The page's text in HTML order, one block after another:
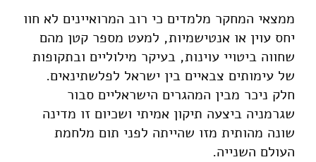
ממצאי המחקר מלמדים כי רוב המרואיינים לא חוו
יחס עוין או אנטישמיות, למעט מספר קטן מהם
שחווה ביטויי עוינות, בעיקר מילוליים ובתקופות
של עימותים צבאיים בין ישראל לפלשתינאים.
חלק ניכר מבין המהגרים הישראליים סבור
שגרמניה ביצעה תיקון אמיתי ושכיום זו מדינה
שונה מהותית מזו שהייתה לפני תום מלחמת
העולם השנייה.